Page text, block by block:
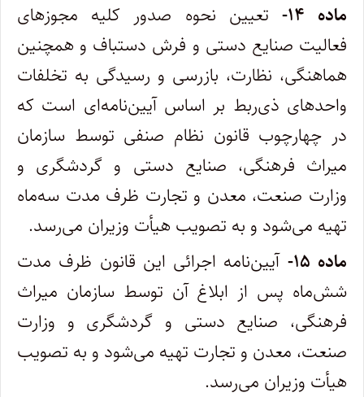
ماده ۱۴-
تعیین نحوه صدور کلیه مجوزهای
فعالیت صنایع دستی و فرش دستباف و همچنین
هماهنگی، نظارت، بازرسی و رسیدگی به تخلفات
واحدهای ذی‌ربط بر اساس آیین‌نامه‌ای است که
در چهارچوب قانون نظام صنفی توسط سازمان
میراث فرهنگی، صنایع دستی و گردشگری و
وزارت صنعت، معدن و تجارت ظرف مدت سه‌ماه
تهیه می‌شود و به تصویب هیأت وزیران می‌رسد.
ماده ۱۵-
آیین‌نامه اجرائی این قانون ظرف مدت
شش‌ماه پس از ابلاغ آن توسط سازمان میراث
فرهنگی، صنایع دستی و گردشگری و وزارت
صنعت، معدن و تجارت تهیه می‌شود و به تصویب
هیأت وزیران می‌رسد.